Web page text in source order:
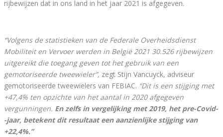
rijbewijzen dat in ons land in het jaar 2021 is afgegeven.
“Volgens de statistieken van de Federale Overheidsdienst
Mobiliteit en Vervoer werden in België 2021 30.526 rijbewijzen
uitgereikt die toegang geven tot het gebruik van een
gemotoriseerde tweewieler”, zegt Stijn Vancuyck, adviseur
gemotoriseerde tweewielers van FEBIAC. “Dit is een stijging met
+47,4% ten opzichte van het aantal in 2020 afgegeven
vergunningen. En zelfs in vergelijking met 2019, het pre-Covid-
-jaar, betekent dit resultaat een aanzienlijke stijging van
+22,4%.”